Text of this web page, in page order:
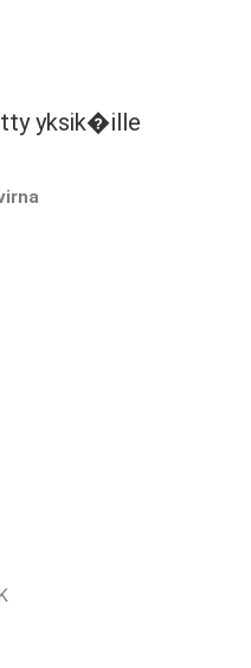
yksik�ille